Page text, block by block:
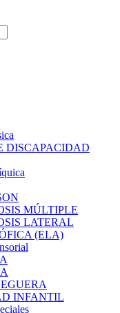
DISCAPACIDAD
MÚLTIPLE
LATERAL
(ELA)
INFANTIL